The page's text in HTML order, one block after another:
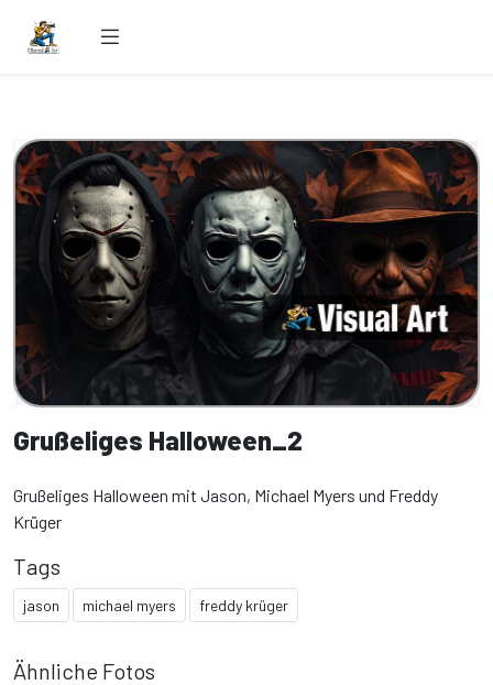
Grußeliges Halloween_2
Grußeliges Halloween mit Jason, Michael Myers und Freddy
Krüger
Tags
jason michael myers freddy krüger
Ähnliche Fotos